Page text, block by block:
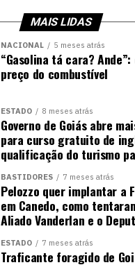
MAIS LIDAS
NACIONAL 5 meses atrás
“Gasolina tá cara?
preço do combustível
ESTADO 8 meses atrás
Governo de Goiás abre
para curso gratuito de
qualificação do turismo
BASTIDORES 7 meses atrás
Pelozzo quer implantar a
em Canedo, como
Aliado Vanderlan e o
ESTADO 7 meses atrás
Traficante foragido de